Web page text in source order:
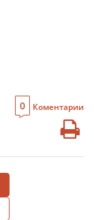
0 Коментарии